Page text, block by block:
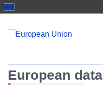
European data